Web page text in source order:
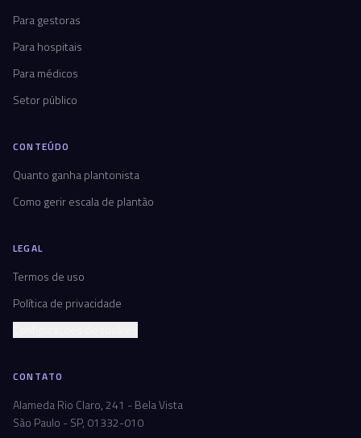
Para gestoras
Para hospitais
Para médicos
Setor público
CONTEÚDO
Quanto ganha plantonista
Como gerir escala de plantão
LEGAL
Termos de uso
Política de privacidade
CONTATO
Alameda Rio Claro, 241 - Bela Vista
São Paulo - SP, 01332-010